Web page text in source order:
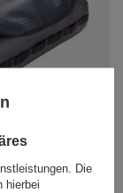
für
Die
hierbei